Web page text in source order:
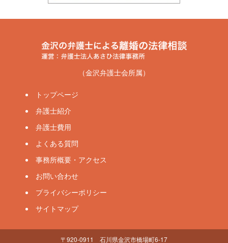
（金沢弁護士会所属）
トップページ
弁護士紹介
弁護士費用
よくある質問
事務所概要・アクセス
お問い合わせ
プライバシーポリシー
サイトマップ
〒920-0911 石川県金沢市橋場町6-17